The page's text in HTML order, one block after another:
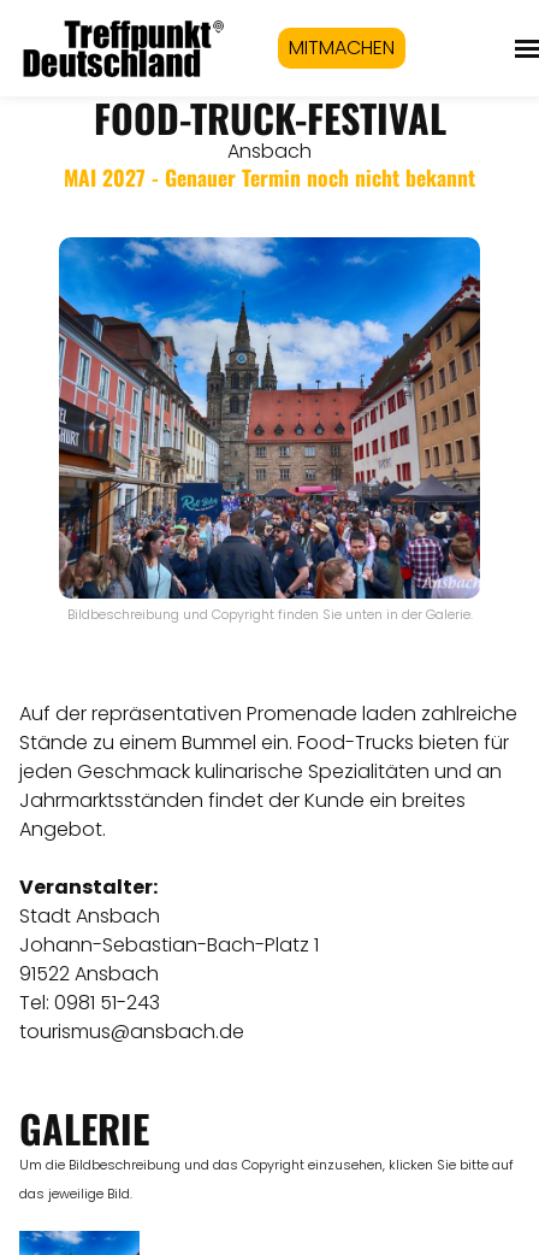
MITMACHEN
FOOD-TRUCK-FESTIVAL
Ansbach
MAI 2027 - Genauer Termin noch nicht bekannt
Bildbeschreibung und Copyright finden Sie unten in der Galerie.
Auf der repräsentativen Promenade laden zahlreiche
Stände zu einem Bummel ein. Food-Trucks bieten für
jeden Geschmack kulinarische Spezialitäten und an
Jahrmarktsständen findet der Kunde ein breites
Angebot.
Veranstalter:
Stadt Ansbach
Johann-Sebastian-Bach-Platz 1
91522 Ansbach
Tel: 0981 51-243
tourismus@ansbach.de
GALERIE
Um die Bildbeschreibung und das Copyright einzusehen, klicken Sie bitte auf
das jeweilige Bild.